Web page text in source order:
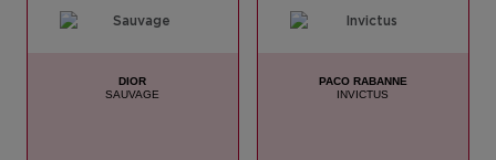
DIOR
SAUVAGE
PACO RABANNE
INVICTUS